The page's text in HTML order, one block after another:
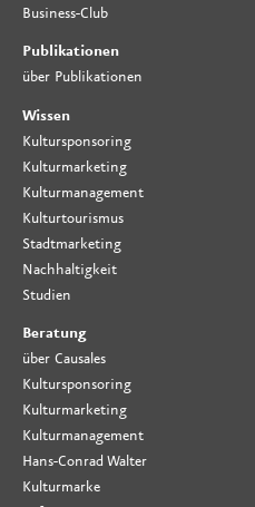
Business-Club
Publikationen
über Publikationen
Wissen
Kultursponsoring
Kulturmarketing
Kulturmanagement
Kulturtourismus
Stadtmarketing
Nachhaltigkeit
Studien
Beratung
über Causales
Kultursponsoring
Kulturmarketing
Kulturmanagement
Hans-Conrad Walter
Kulturmarke